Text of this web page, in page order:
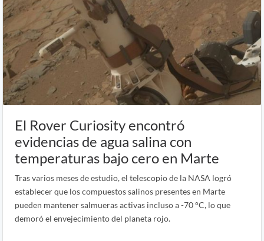
El Rover Curiosity encontró
evidencias de agua salina con
temperaturas bajo cero en Marte
Tras varios meses de estudio, el telescopio de la NASA logró
establecer que los compuestos salinos presentes en Marte
pueden mantener salmueras activas incluso a -70 °C, lo que
demoró el envejecimiento del planeta rojo.